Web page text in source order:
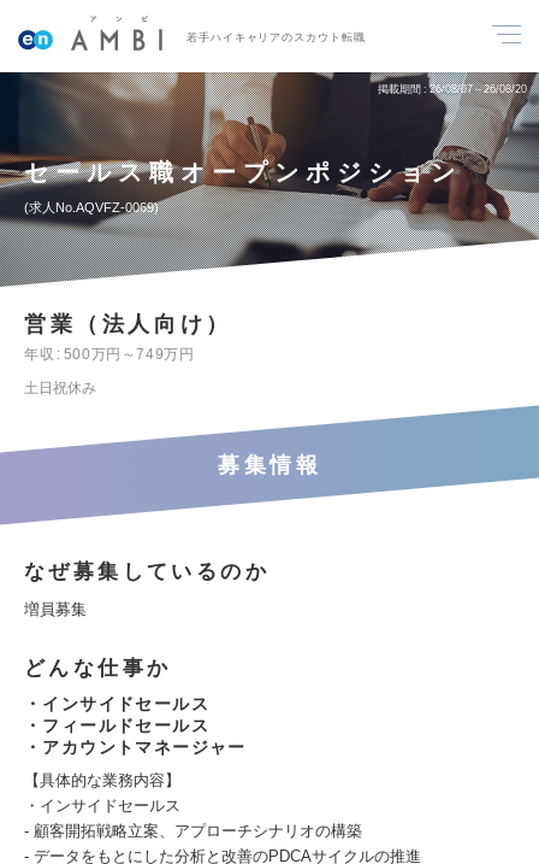
若手ハイキャリアのスカウト転職
掲載期間 26/08/07～26/08/20
セールス職オープンポジション
求人No.AQVFZ-0069
営業（法人向け）
年収
500万円～749万円
土日祝休み
募集情報
なぜ募集しているのか
増員募集
どんな仕事か
・インサイドセールス
・フィールドセールス
・アカウントマネージャー
【具体的な業務内容】
・インサイドセールス
- 顧客開拓戦略立案、アプローチシナリオの構築
- データをもとにした分析と改善のPDCAサイクルの推進